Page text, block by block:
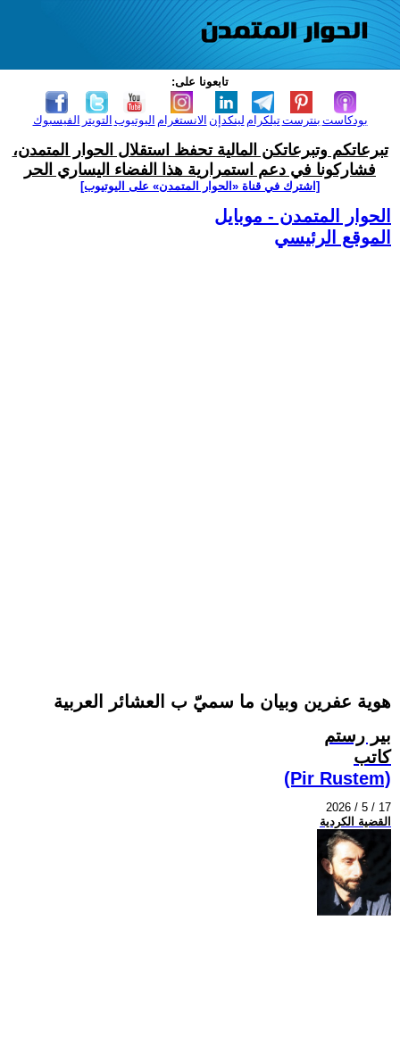
تابعونا على:
الفيسبوك التويتر اليوتيوب الانستغرام لينكدإن تيلكرامبنترست بودكاست
تبرعاتكم وتبرعاتكن المالية تحفظ استقلال الحوار المتمدن،
فشاركونا في دعم استمرارية هذا الفضاء اليساري الحر
[اشترك في قناة ‫«الحوار المتمدن» على اليوتيوب]
الحوار المتمدن - موبايل
الموقع الرئيسي
هوية عفرين وبيان ما سميّ ب العشائر العربية
بير رستم
كاتب
(Pir Rustem)
2026 / 5 / 17
القضية الكردية